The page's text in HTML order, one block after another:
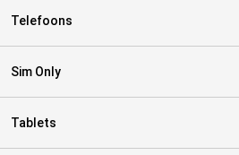
Telefoons
Sim Only
Tablets